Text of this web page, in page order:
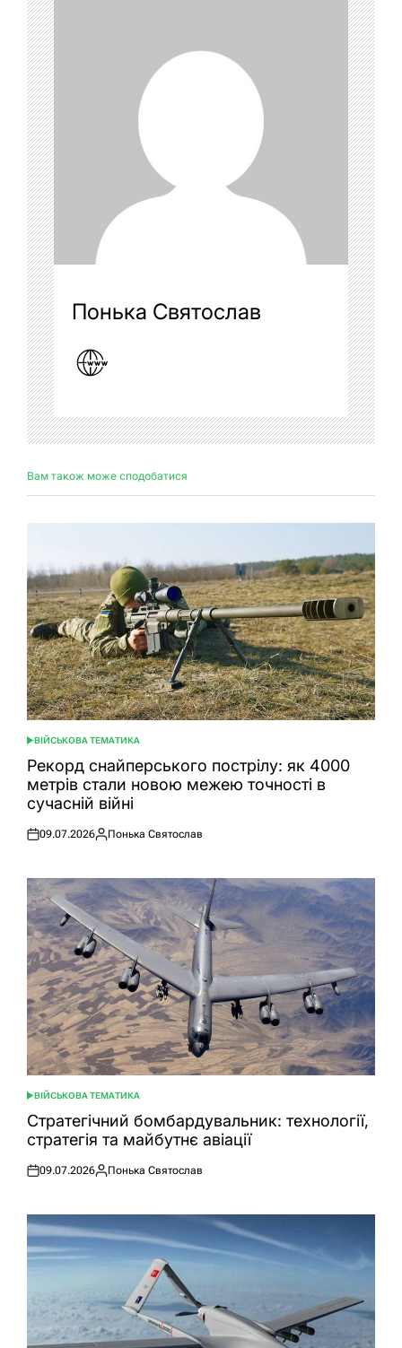
Понька Святослав
Вам також може сподобатися
ОПУБЛІКУВАТИ
У
ВІЙСЬКОВА ТЕМАТИКА
Рекорд снайперського пострілу: як 4000
метрів стали новою межею точності в
сучасній війні
Оприлюднено
09.07.2026
Опубліковано
Понька Святослав
ОПУБЛІКУВАТИ
У
ВІЙСЬКОВА ТЕМАТИКА
Стратегічний бомбардувальник: технології,
стратегія та майбутнє авіації
Оприлюднено
09.07.2026
Опубліковано
Понька Святослав